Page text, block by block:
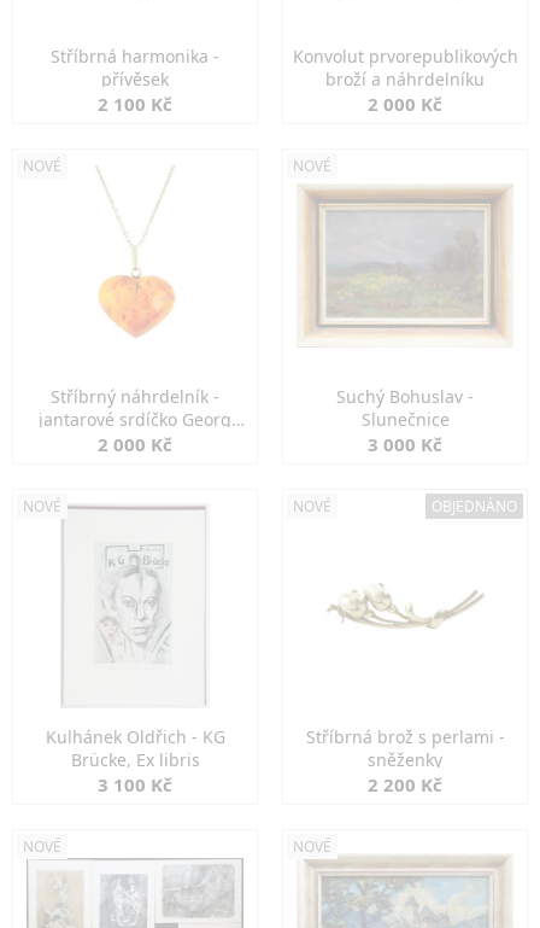
Stříbrná harmonika -
přívěsek
2 100 Kč
Konvolut prvorepublikových
broží a náhrdelníku
2 000 Kč
NOVÉ
Stříbrný náhrdelník -
jantarové srdíčko Georg
Kramer
2 000 Kč
NOVÉ
Suchý Bohuslav -
Slunečnice
3 000 Kč
NOVÉ
Kulhánek Oldřich - KG
Brücke, Ex libris
3 100 Kč
NOVÉ OBJEDNÁNO
Stříbrná brož s perlami -
sněženky
2 200 Kč
NOVÉ NOVÉ